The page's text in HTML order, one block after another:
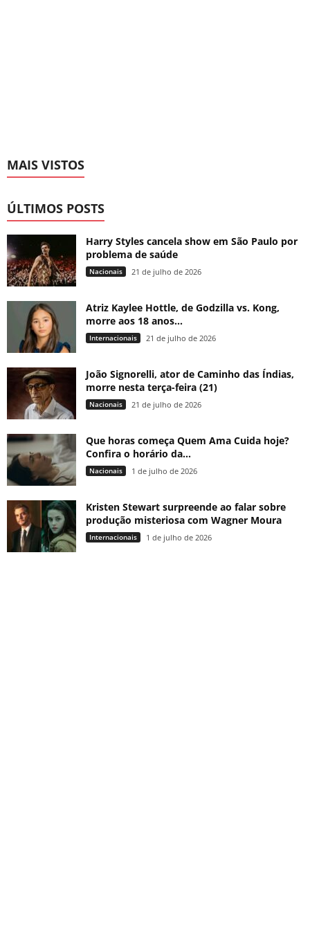
MAIS VISTOS
ÚLTIMOS POSTS
Harry Styles cancela show em São Paulo por
problema de saúde
Nacionais 21 de julho de 2026
Atriz Kaylee Hottle, de Godzilla vs. Kong,
morre aos 18 anos...
Internacionais 21 de julho de 2026
João Signorelli, ator de Caminho das Índias,
morre nesta terça-feira (21)
Nacionais 21 de julho de 2026
Que horas começa Quem Ama Cuida hoje?
Confira o horário da...
Nacionais 1 de julho de 2026
Kristen Stewart surpreende ao falar sobre
produção misteriosa com Wagner Moura
Internacionais 1 de julho de 2026